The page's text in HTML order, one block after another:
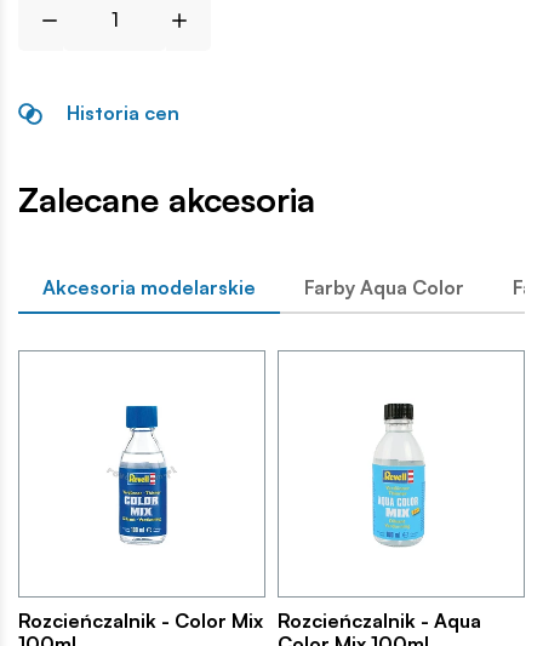
Historia cen
Zalecane akcesoria
Akcesoria modelarskie Farby Aqua Color
Rozcieńczalnik - Color Mix
Rozcieńczalnik - Aqua